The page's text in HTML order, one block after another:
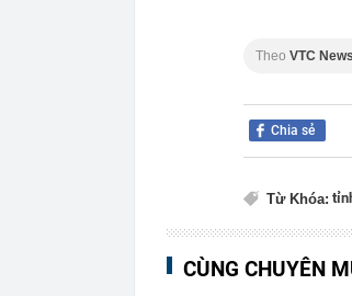
Theo VTC News
Chia sẻ
Từ Khóa:
CÙNG CHUYÊN